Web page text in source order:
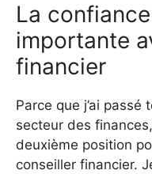
La
importante
financier
Parce que j’ai
secteur des
deuxième position
conseiller financier.